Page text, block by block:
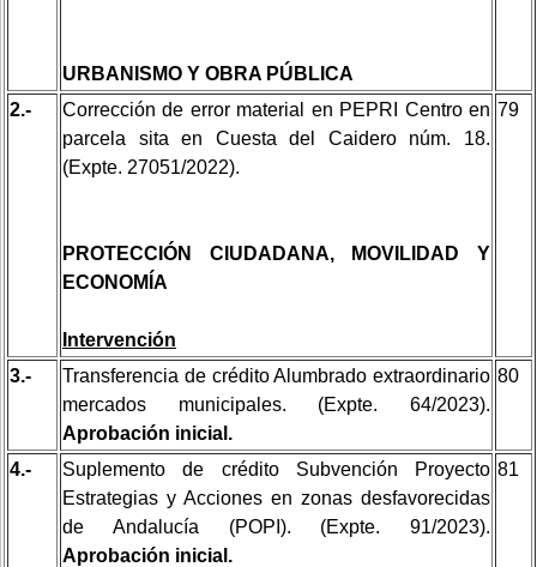
URBANISMO Y OBRA PÚBLICA
2.-
Corrección de error material en PEPRI Centro en
parcela sita en Cuesta del Caidero núm. 18.
(Expte. 27051/2022).
PROTECCIÓN CIUDADANA, MOVILIDAD Y
ECONOMÍA
Intervención
79
3.-
Transferencia de crédito Alumbrado extraordinario
mercados municipales. (Expte. 64/2023).
Aprobación inicial.
80
4.-
Suplemento de crédito Subvención Proyecto
Estrategias y Acciones en zonas desfavorecidas
de Andalucía (POPI). (Expte. 91/2023).
Aprobación inicial.
81